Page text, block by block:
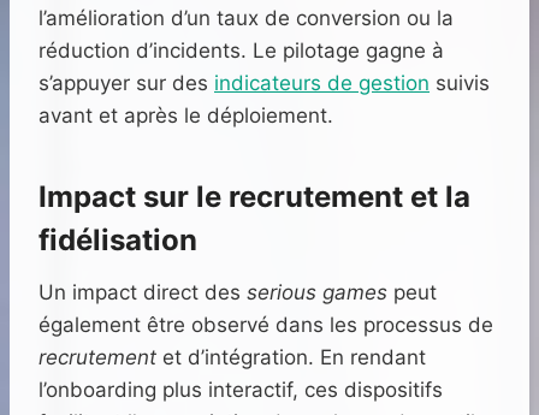
l’amélioration d’un taux de conversion ou la
réduction d’incidents. Le pilotage gagne à
s’appuyer sur des indicateurs de gestion suivis
avant et après le déploiement.
Impact sur le recrutement et la
fidélisation
Un impact direct des serious games peut
également être observé dans les processus de
recrutement et d’intégration. En rendant
l’onboarding plus interactif, ces dispositifs